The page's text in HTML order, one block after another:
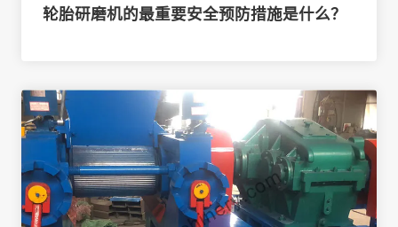
轮胎研磨机的最重要安全预防措施是什么？